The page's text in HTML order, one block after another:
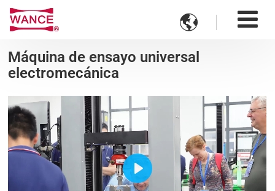

Máquina de ensayo universal
electromecánica
Play